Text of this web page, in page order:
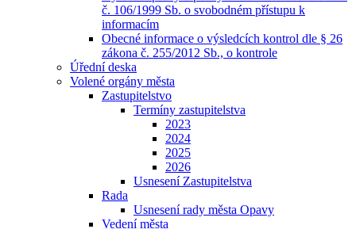
č. 106/1999 Sb. o svobodném přístupu k
informacím
Obecné informace o výsledcích kontrol dle § 26
zákona č. 255/2012 Sb., o kontrole
Úřední deska
Volené orgány města
Zastupitelstvo
Termíny zastupitelstva
2023
2024
2025
2026
Usnesení Zastupitelstva
Rada
Usnesení rady města Opavy
Vedení města